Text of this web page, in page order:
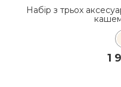
Набір з трьох
1